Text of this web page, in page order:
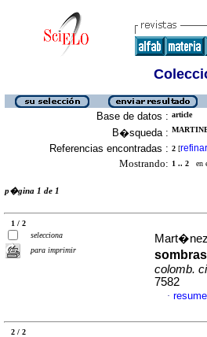
Base de datos : article
B�squeda :
Referencias encontradas : 2 [refinar
Mostrando: 1 .. 2 en
p�gina 1 de 1
1 / 2
selecciona
para imprimir
colomb.
7582
·
2 / 2